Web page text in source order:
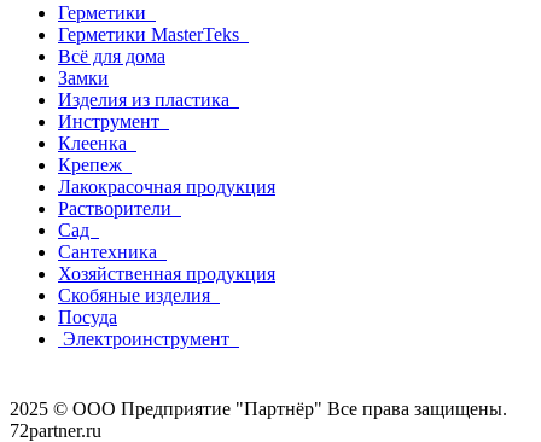
Герметики
Герметики MasterTeks
Всё для дома
Замки
Изделия из пластика
Инструмент
Клеенка
Крепеж
Лакокрасочная продукция
Растворители
Сад
Сантехника
Хозяйственная продукция
Скобяные изделия
Посуда
Электроинструмент
2025 © ООО Предприятие "Партнёр" Все права защищены.
72partner.ru